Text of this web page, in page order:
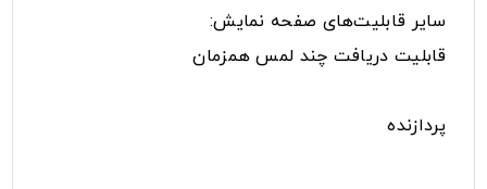
سایر قابلیت‌های صفحه نمایش:
قابلیت دریافت چند لمس همزمان
پردازنده